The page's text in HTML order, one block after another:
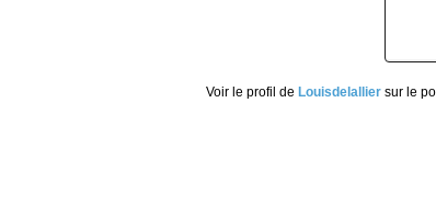
Voir le profil de Louisdelalliersur le